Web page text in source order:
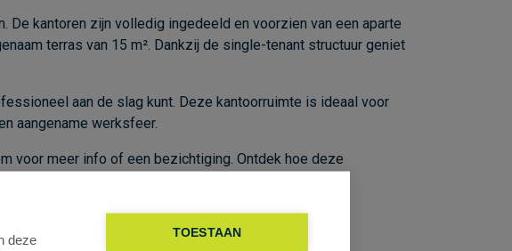
De kantoren zijn volledig ingedeeld en voorzien van een aparte
terras van 15 m². Dankzij de single-tenant structuur geniet
aan de slag kunt. Deze kantoorruimte is ideaal voor
aangename werksfeer.
voor meer info of een bezichtiging. Ontdek hoe deze
deze
TOESTAAN